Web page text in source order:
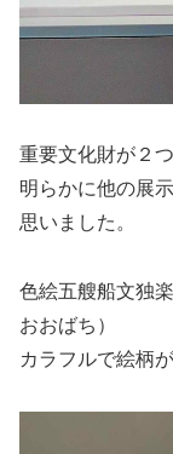
重要文化財が２
明らかに他の展
思いました。
色絵五艘船文独
おおばち）
カラフルで絵柄